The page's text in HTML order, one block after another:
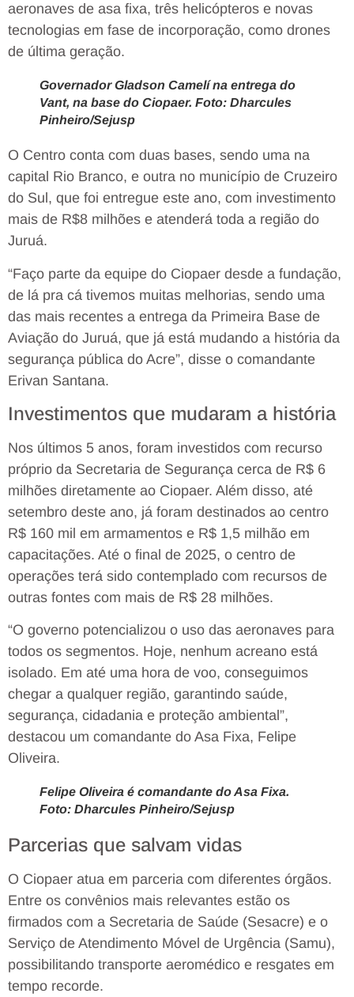
aeronaves de asa fixa, três helicópteros e novas
tecnologias em fase de incorporação, como drones
de última geração.
Governador Gladson Camelí na entrega do
Vant, na base do Ciopaer. Foto: Dharcules
Pinheiro/Sejusp
O Centro conta com duas bases, sendo uma na
capital Rio Branco, e outra no município de Cruzeiro
do Sul, que foi entregue este ano, com investimento
mais de R$8 milhões e atenderá toda a região do
Juruá.
“Faço parte da equipe do Ciopaer desde a fundação,
de lá pra cá tivemos muitas melhorias, sendo uma
das mais recentes a entrega da Primeira Base de
Aviação do Juruá, que já está mudando a história da
segurança pública do Acre”, disse o comandante
Erivan Santana.
Investimentos que mudaram a história
Nos últimos 5 anos, foram investidos com recurso
próprio da Secretaria de Segurança cerca de R$ 6
milhões diretamente ao Ciopaer. Além disso, até
setembro deste ano, já foram destinados ao centro
R$ 160 mil em armamentos e R$ 1,5 milhão em
capacitações. Até o final de 2025, o centro de
operações terá sido contemplado com recursos de
outras fontes com mais de R$ 28 milhões.
“O governo potencializou o uso das aeronaves para
todos os segmentos. Hoje, nenhum acreano está
isolado. Em até uma hora de voo, conseguimos
chegar a qualquer região, garantindo saúde,
segurança, cidadania e proteção ambiental”,
destacou um comandante do Asa Fixa, Felipe
Oliveira.
Felipe Oliveira é comandante do Asa Fixa.
Foto: Dharcules Pinheiro/Sejusp
Parcerias que salvam vidas
O Ciopaer atua em parceria com diferentes órgãos.
Entre os convênios mais relevantes estão os
firmados com a Secretaria de Saúde (Sesacre) e o
Serviço de Atendimento Móvel de Urgência (Samu),
possibilitando transporte aeromédico e resgates em
tempo recorde.